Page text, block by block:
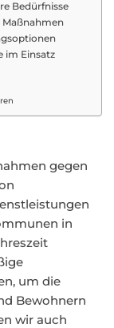
Bedürfnisse
Maßnahmen
im Einsatz
gegen
in
um die
Bewohnern
wir auch